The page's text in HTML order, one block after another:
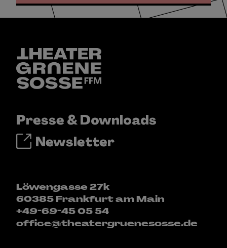
Presse & Downloads
Newsletter
Löwengasse 27k
60385 Frankfurt am Main
+49-69-45 05 54
office@theatergruenesosse.de